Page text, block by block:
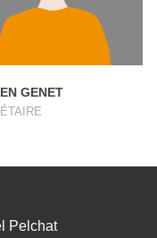
GENET
Pelchat